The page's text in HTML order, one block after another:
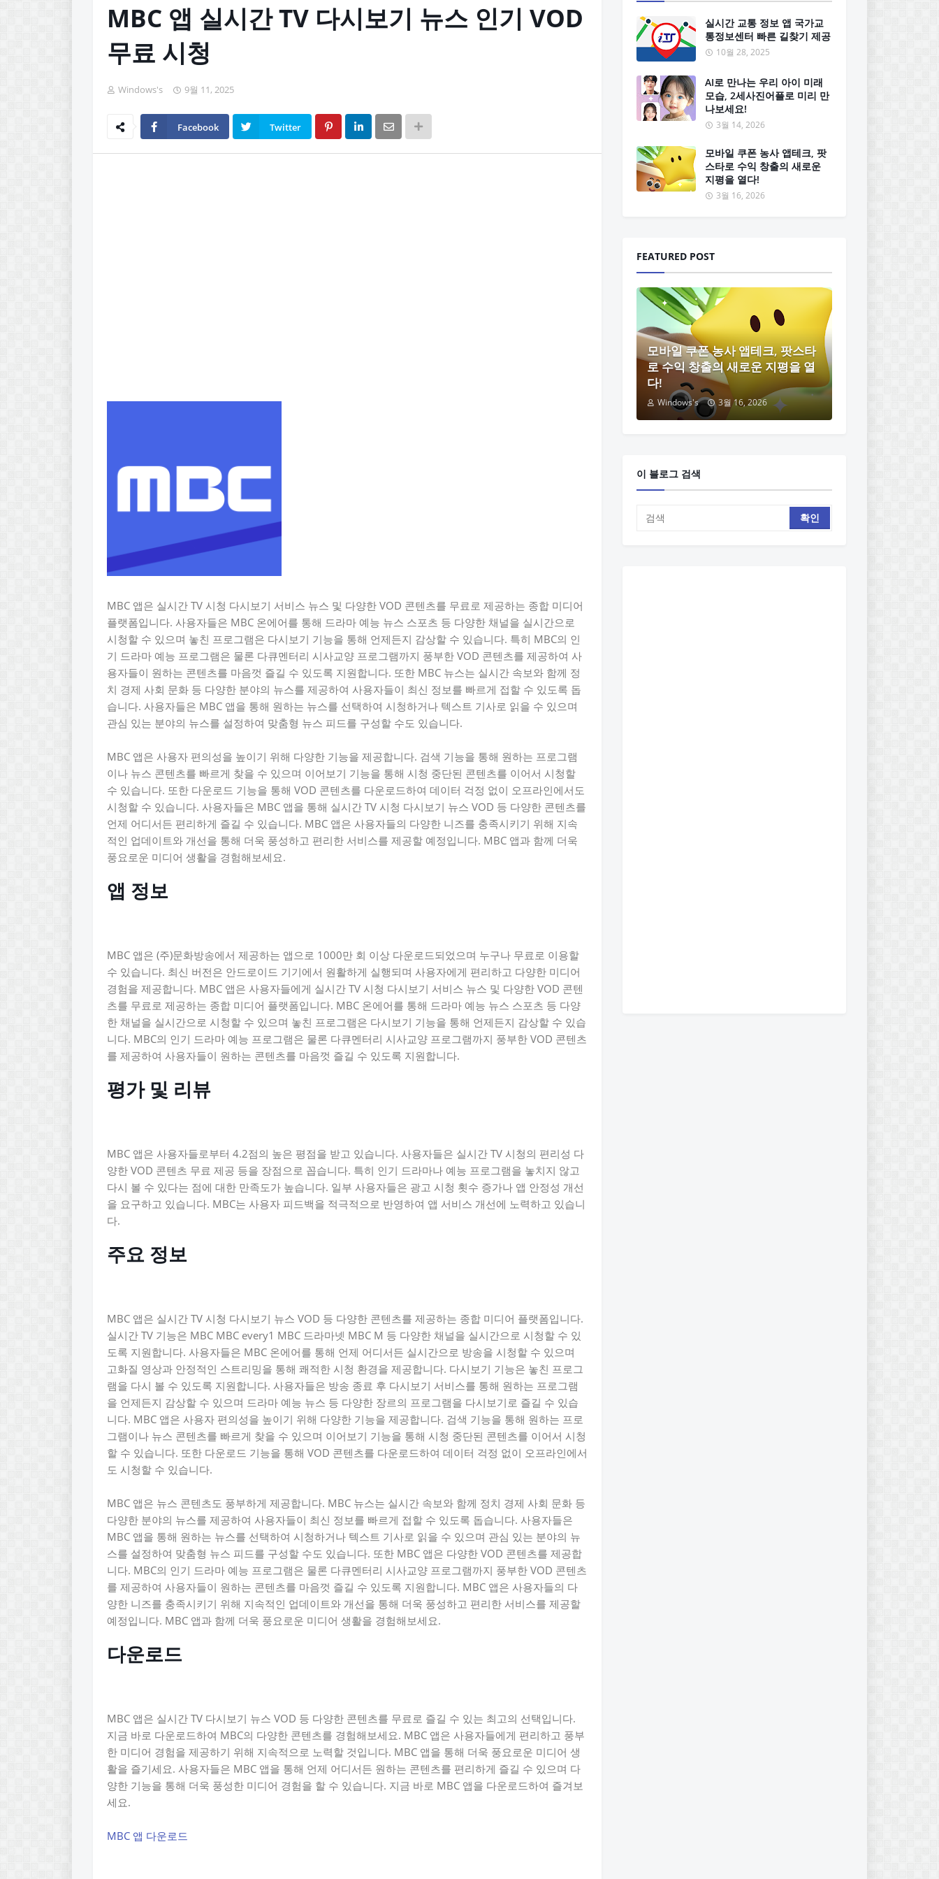
MBC 앱 실시간 TV 다시보기 뉴스 인기 VOD
무료 시청
Windows's 9월 11, 2025
Facebook Twitter
MBC 앱은 실시간 TV 시청 다시보기 서비스 뉴스 및 다양한 VOD 콘텐츠를 무료로 제공하는 종합 미디어
플랫폼입니다. 사용자들은 MBC 온에어를 통해 드라마 예능 뉴스 스포츠 등 다양한 채널을 실시간으로
시청할 수 있으며 놓친 프로그램은 다시보기 기능을 통해 언제든지 감상할 수 있습니다. 특히 MBC의 인
기 드라마 예능 프로그램은 물론 다큐멘터리 시사교양 프로그램까지 풍부한 VOD 콘텐츠를 제공하여 사
용자들이 원하는 콘텐츠를 마음껏 즐길 수 있도록 지원합니다. 또한 MBC 뉴스는 실시간 속보와 함께 정
치 경제 사회 문화 등 다양한 분야의 뉴스를 제공하여 사용자들이 최신 정보를 빠르게 접할 수 있도록 돕
습니다. 사용자들은 MBC 앱을 통해 원하는 뉴스를 선택하여 시청하거나 텍스트 기사로 읽을 수 있으며
관심 있는 분야의 뉴스를 설정하여 맞춤형 뉴스 피드를 구성할 수도 있습니다.
MBC 앱은 사용자 편의성을 높이기 위해 다양한 기능을 제공합니다. 검색 기능을 통해 원하는 프로그램
이나 뉴스 콘텐츠를 빠르게 찾을 수 있으며 이어보기 기능을 통해 시청 중단된 콘텐츠를 이어서 시청할
수 있습니다. 또한 다운로드 기능을 통해 VOD 콘텐츠를 다운로드하여 데이터 걱정 없이 오프라인에서도
시청할 수 있습니다. 사용자들은 MBC 앱을 통해 실시간 TV 시청 다시보기 뉴스 VOD 등 다양한 콘텐츠를
언제 어디서든 편리하게 즐길 수 있습니다. MBC 앱은 사용자들의 다양한 니즈를 충족시키기 위해 지속
적인 업데이트와 개선을 통해 더욱 풍성하고 편리한 서비스를 제공할 예정입니다. MBC 앱과 함께 더욱
풍요로운 미디어 생활을 경험해보세요.
앱 정보
MBC 앱은 (주)문화방송에서 제공하는 앱으로 1000만 회 이상 다운로드되었으며 누구나 무료로 이용할
수 있습니다. 최신 버전은 안드로이드 기기에서 원활하게 실행되며 사용자에게 편리하고 다양한 미디어
경험을 제공합니다. MBC 앱은 사용자들에게 실시간 TV 시청 다시보기 서비스 뉴스 및 다양한 VOD 콘텐
츠를 무료로 제공하는 종합 미디어 플랫폼입니다. MBC 온에어를 통해 드라마 예능 뉴스 스포츠 등 다양
한 채널을 실시간으로 시청할 수 있으며 놓친 프로그램은 다시보기 기능을 통해 언제든지 감상할 수 있습
니다. MBC의 인기 드라마 예능 프로그램은 물론 다큐멘터리 시사교양 프로그램까지 풍부한 VOD 콘텐츠
를 제공하여 사용자들이 원하는 콘텐츠를 마음껏 즐길 수 있도록 지원합니다.
평가 및 리뷰
MBC 앱은 사용자들로부터 4.2점의 높은 평점을 받고 있습니다. 사용자들은 실시간 TV 시청의 편리성 다
양한 VOD 콘텐츠 무료 제공 등을 장점으로 꼽습니다. 특히 인기 드라마나 예능 프로그램을 놓치지 않고
다시 볼 수 있다는 점에 대한 만족도가 높습니다. 일부 사용자들은 광고 시청 횟수 증가나 앱 안정성 개선
을 요구하고 있습니다. MBC는 사용자 피드백을 적극적으로 반영하여 앱 서비스 개선에 노력하고 있습니
다.
주요 정보
MBC 앱은 실시간 TV 시청 다시보기 뉴스 VOD 등 다양한 콘텐츠를 제공하는 종합 미디어 플랫폼입니다.
실시간 TV 기능은 MBC MBC every1 MBC 드라마넷 MBC M 등 다양한 채널을 실시간으로 시청할 수 있
도록 지원합니다. 사용자들은 MBC 온에어를 통해 언제 어디서든 실시간으로 방송을 시청할 수 있으며
고화질 영상과 안정적인 스트리밍을 통해 쾌적한 시청 환경을 제공합니다. 다시보기 기능은 놓친 프로그
램을 다시 볼 수 있도록 지원합니다. 사용자들은 방송 종료 후 다시보기 서비스를 통해 원하는 프로그램
을 언제든지 감상할 수 있으며 드라마 예능 뉴스 등 다양한 장르의 프로그램을 다시보기로 즐길 수 있습
니다. MBC 앱은 사용자 편의성을 높이기 위해 다양한 기능을 제공합니다. 검색 기능을 통해 원하는 프로
그램이나 뉴스 콘텐츠를 빠르게 찾을 수 있으며 이어보기 기능을 통해 시청 중단된 콘텐츠를 이어서 시청
할 수 있습니다. 또한 다운로드 기능을 통해 VOD 콘텐츠를 다운로드하여 데이터 걱정 없이 오프라인에서
도 시청할 수 있습니다.
MBC 앱은 뉴스 콘텐츠도 풍부하게 제공합니다. MBC 뉴스는 실시간 속보와 함께 정치 경제 사회 문화 등
다양한 분야의 뉴스를 제공하여 사용자들이 최신 정보를 빠르게 접할 수 있도록 돕습니다. 사용자들은
MBC 앱을 통해 원하는 뉴스를 선택하여 시청하거나 텍스트 기사로 읽을 수 있으며 관심 있는 분야의 뉴
스를 설정하여 맞춤형 뉴스 피드를 구성할 수도 있습니다. 또한 MBC 앱은 다양한 VOD 콘텐츠를 제공합
니다. MBC의 인기 드라마 예능 프로그램은 물론 다큐멘터리 시사교양 프로그램까지 풍부한 VOD 콘텐츠
를 제공하여 사용자들이 원하는 콘텐츠를 마음껏 즐길 수 있도록 지원합니다. MBC 앱은 사용자들의 다
양한 니즈를 충족시키기 위해 지속적인 업데이트와 개선을 통해 더욱 풍성하고 편리한 서비스를 제공할
예정입니다. MBC 앱과 함께 더욱 풍요로운 미디어 생활을 경험해보세요.
다운로드
MBC 앱은 실시간 TV 다시보기 뉴스 VOD 등 다양한 콘텐츠를 무료로 즐길 수 있는 최고의 선택입니다.
지금 바로 다운로드하여 MBC의 다양한 콘텐츠를 경험해보세요. MBC 앱은 사용자들에게 편리하고 풍부
한 미디어 경험을 제공하기 위해 지속적으로 노력할 것입니다. MBC 앱을 통해 더욱 풍요로운 미디어 생
활을 즐기세요. 사용자들은 MBC 앱을 통해 언제 어디서든 원하는 콘텐츠를 편리하게 즐길 수 있으며 다
양한 기능을 통해 더욱 풍성한 미디어 경험을 할 수 있습니다. 지금 바로 MBC 앱을 다운로드하여 즐겨보
세요.
MBC 앱 다운로드
실시간 교통 정보 앱 국가교
통정보센터 빠른 길찾기 제공
10월 28, 2025
AI로 만나는 우리 아이 미래
모습, 2세사진어플로 미리 만
나보세요!
3월 14, 2026
모바일 쿠폰 농사 앱테크, 팟
스타로 수익 창출의 새로운
지평을 열다!
3월 16, 2026
FEATURED POST
모바일 쿠폰 농사 앱테크, 팟스타
로 수익 창출의 새로운 지평을 열
다!
Windows's 3월 16, 2026
이 블로그 검색